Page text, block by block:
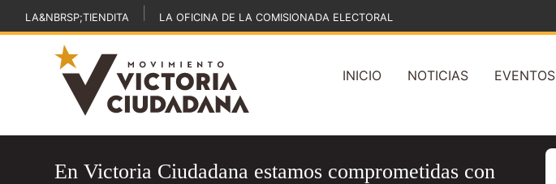
LA&NBRSP;TIENDITA LA OFICINA DE LA COMISIONADA ELECTORAL
INICIO NOTICIAS EVENTOS
En Victoria Ciudadana estamos comprometidas con